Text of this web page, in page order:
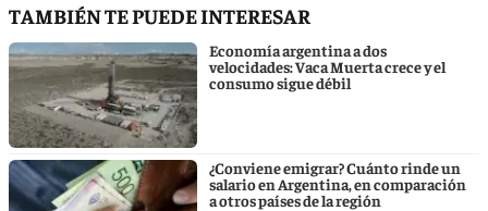
TAMBIÉN TE PUEDE INTERESAR
Economía argentina a dos
velocidades: Vaca Muerta crece y el
consumo sigue débil
¿Conviene emigrar? Cuánto rinde un
salario en Argentina, en comparación
a otros países de la región